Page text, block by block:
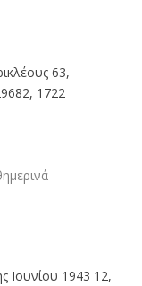
63,
1722
Ιουνίου 1943 12,